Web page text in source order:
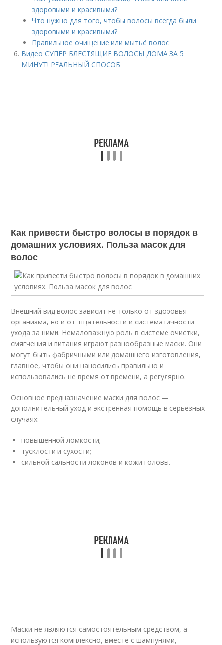
здоровыми и красивыми?
Что нужно для того, чтобы волосы всегда были
здоровыми и красивыми?
Правильное очищение или мытьё волос
Видео СУПЕР БЛЕСТЯЩИЕ ВОЛОСЫ ДОМА ЗА 5
МИНУТ! РЕАЛЬНЫЙ СПОСОБ
Как привести быстро волосы в порядок в
домашних условиях. Польза масок для
волос
Внешний вид волос зависит не только от здоровья
организма, но и от тщательности и систематичности
ухода за ними. Немаловажную роль в системе очистки,
смягчения и питания играют разнообразные маски. Они
могут быть фабричными или домашнего изготовления,
главное, чтобы они наносились правильно и
использовались не время от времени, а регулярно.
Основное предназначение маски для волос —
дополнительный уход и экстренная помощь в серьезных
случаях:
повышенной ломкости;
тусклости и сухости;
сильной сальности локонов и кожи головы.
Маски не являются самостоятельным средством, а
используются комплексно, вместе с шампунями,